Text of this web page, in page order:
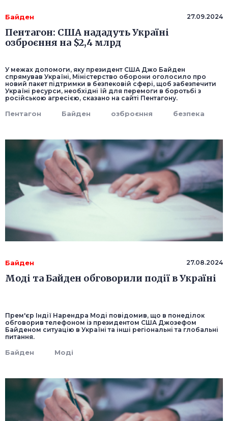
Байден 27.09.2024
Пентагон: США нададуть Україні
озброєння на $2,4 млрд
У межах допомоги, яку президент США Джо Байден
спрямував Україні, Міністерство оборони оголосило про
новий пакет підтримки в безпековій сфері, щоб забезпечити
Україні ресурси, необхідні їй для перемоги в боротьбі з
російською агресією, сказано на сайті Пентагону.
Пентагон Байден озброєння безпека
Байден 27.08.2024
Моді та Байден обговорили події в Україні
Прем'єр Індії Нарендра Моді повідомив, що в понеділок
обговорив телефоном із президентом США Джозефом
Байденом ситуацію в Україні та інші регіональні та глобальні
питання.
Байден Моді